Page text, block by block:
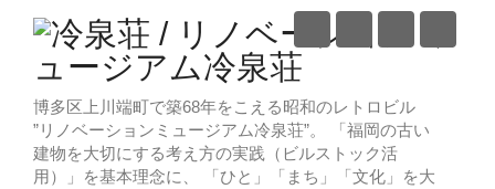
博多区上川端町で築68年をこえる昭和のレトロビル
”リノベーションミュージアム冷泉荘”。 「福岡の古い
建物を大切にする考え方の実践（ビルストック活
用）」を基本理念に、 「ひと」「まち」「文化」を大